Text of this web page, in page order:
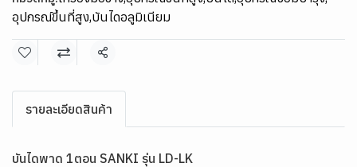
อุปกรณ์ขึ้นที่สูง,บันไดอลูมิเนียม
แชร์
รายละเอียดสินค้า
บันไดพาด 1ตอน SANKI รุ่น LD-LK